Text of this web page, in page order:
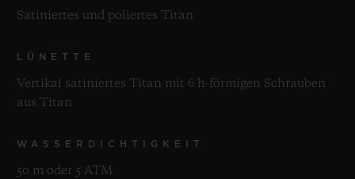
Satiniertes und poliertes Titan
LÜNETTE
Vertikal satiniertes Titan mit 6 h-förmigen Schrauben
aus Titan
WASSERDICHTIGKEIT
50 m oder 5 ATM